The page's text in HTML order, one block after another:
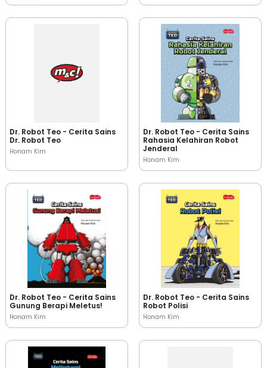
Dr. Robot Teo - Cerita Sains
Dr. Robot Teo
Honam Kim
Dr. Robot Teo - Cerita Sains
Rahasia Kelahiran Robot
Jenderal
Honam Kim
Dr. Robot Teo - Cerita Sains
Gunung Berapi Meletus!
Honam Kim
Dr. Robot Teo - Cerita Sains
Robot Polisi
Honam Kim